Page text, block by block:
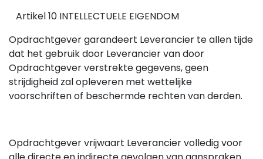
Artikel 10 INTELLECTUELE EIGENDOM
Opdrachtgever garandeert Leverancier te allen tijde
dat het gebruik door Leverancier van door
Opdrachtgever verstrekte gegevens, geen
strijdigheid zal opleveren met wettelijke
voorschriften of beschermde rechten van derden.
Opdrachtgever vrijwaart Leverancier volledig voor